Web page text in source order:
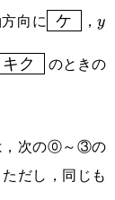
向に ケ ，y
キク
のときの
，次の⓪～③の
だし，同じも